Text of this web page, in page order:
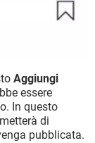
Aggiungi
essere
In questo
di
pubblicata.